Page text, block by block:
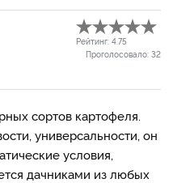
Рейтинг: 4.75
Проголосовало: 32
сортов картофеля.
универсальности, он
условия,
дачниками из любых